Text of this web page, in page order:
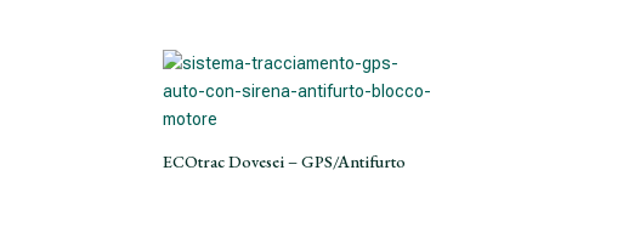
ECOtrac Dovesei – GPS/Antifurto